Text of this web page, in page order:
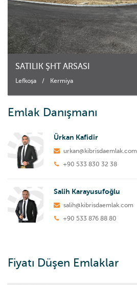
SATILIK ŞHT ARSASI
Lefkoşa / Kermiya
Emlak Danışmanı
Ürkan Kafidir
urkan@kibrisdaemlak.com
+90 533 830 32 38
Salih Karayusufoğlu
salih@kibrisdaemlak.com
+90 533 876 88 80
Fiyatı Düşen Emlaklar